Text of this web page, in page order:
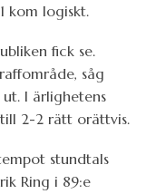
kom logiskt.
fick se.
såg
I ärlighetens
2-2 rätt orättvis.
stundtals
Ring i 89:e